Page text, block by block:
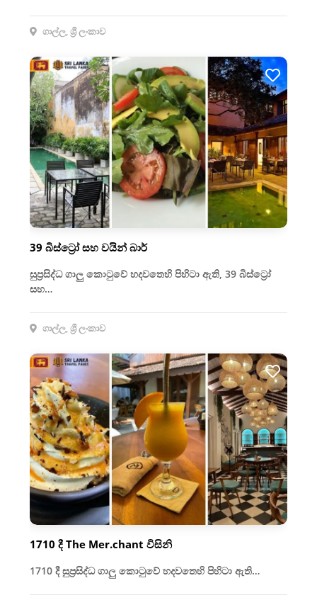
ගාල්ල, ශ්‍රී ලංකාව
39 බිස්ට්‍රෝ සහ වයින් බාර්
සුප්‍රසිද්ධ ගාලු කොටුවේ හදවතෙහි පිහිටා ඇති, 39 බිස්ට්‍රෝ
සහ…
ගාල්ල, ශ්‍රී ලංකාව
1710 දී The Mer.chant විසිනි
1710 දී සුප්‍රසිද්ධ ගාලු කොටුවේ හදවතෙහි පිහිටා ඇති…